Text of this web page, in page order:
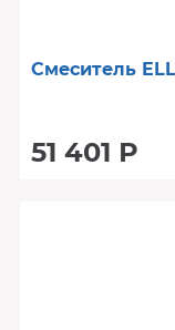
Смеситель
51 401 Р